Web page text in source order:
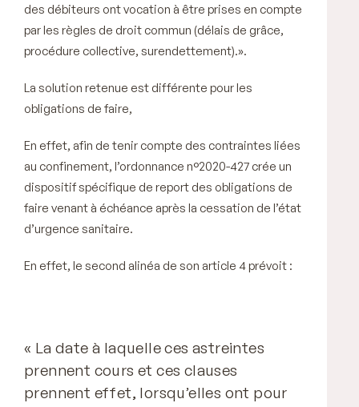
des débiteurs ont vocation à être prises en compte
par les règles de droit commun (délais de grâce,
procédure collective, surendettement).».
La solution retenue est différente pour les
obligations de faire,
En effet, afin de tenir compte des contraintes liées
au confinement, l’ordonnance n°2020-427 crée un
dispositif spécifique de report des obligations de
faire venant à échéance après la cessation de l’état
d’urgence sanitaire.
En effet, le second alinéa de son article 4 prévoit :
« La date à laquelle ces astreintes
prennent cours et ces clauses
prennent effet, lorsqu’elles ont pour